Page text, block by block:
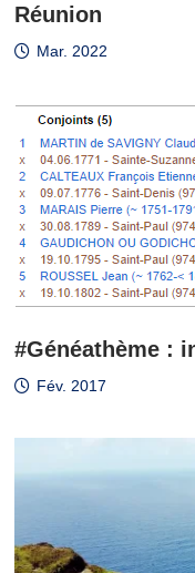
Réunion
Mar. 2022
#Généathème :
Fév. 2017